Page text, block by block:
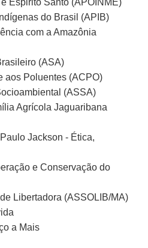
do Brasil (APIB)
com a Amazônia
(ASA)
aos Poluentes (ACPO)
(ASSA)
Agrícola Jaguaribana
Jackson - Ética,
e Conservação do
Libertadora (ASSOLIB/MA)
a Mais